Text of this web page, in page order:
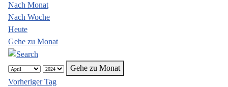
Nach Monat
Nach Woche
Heute
Gehe zu Monat
Gehe zu Monat
Vorheriger Tag